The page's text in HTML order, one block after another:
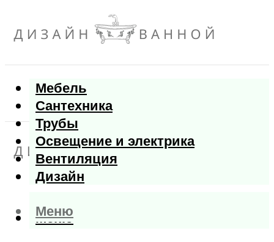
Мебель
Сантехника
Трубы
Освещение и электрика
Вентиляция
Дизайн
Меню
Меню